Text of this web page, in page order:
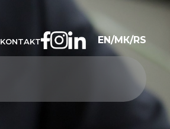
KONTAKT EN/МК/RS